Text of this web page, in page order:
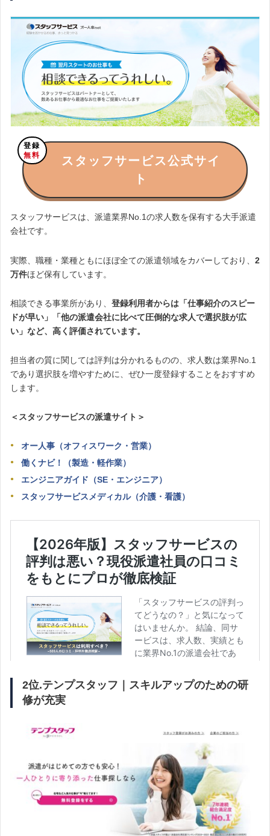
登録
無料
スタッフサービス公式サイ
ト
スタッフサービスは、派遣業界No.1の求人数を保有する大手派遣
会社です。
実際、職種・業種ともにほぼ全ての派遣領域をカバーしており、 2
万件ほど保有しています。
相談できる事業所があり、 登録利用者からは「仕事紹介のスピー
ドが早い」「他の派遣会社に比べて圧倒的な求人で選択肢が広
い」など、高く評価されています。
担当者の質に関しては評判は分かれるものの、求人数は業界No.1
であり選択肢を増やすために、ぜひ一度登録することをおすすめ
します。
＜スタッフサービスの派遣サイト＞
オー人事（オフィスワーク・営業）
働くナビ！（製造・軽作業）
エンジニアガイド（SE・エンジニア）
スタッフサービスメディカル（介護・看護）
2位.テンプスタッフ｜スキルアップのための研
修が充実